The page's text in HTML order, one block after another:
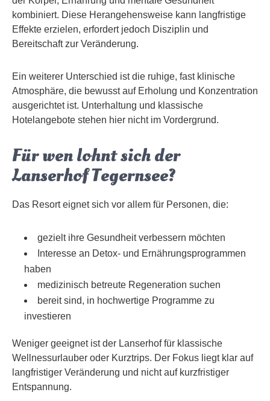
kombiniert. Diese Herangehensweise kann langfristige
Effekte erzielen, erfordert jedoch Disziplin und
Bereitschaft zur Veränderung.
Ein weiterer Unterschied ist die ruhige, fast klinische
Atmosphäre, die bewusst auf Erholung und Konzentration
ausgerichtet ist. Unterhaltung und klassische
Hotelangebote stehen hier nicht im Vordergrund.
Für wen lohnt sich der
Lanserhof Tegernsee?
Das Resort eignet sich vor allem für Personen, die:
gezielt ihre Gesundheit verbessern möchten
Interesse an Detox- und Ernährungsprogrammen
haben
medizinisch betreute Regeneration suchen
bereit sind, in hochwertige Programme zu
investieren
Weniger geeignet ist der Lanserhof für klassische
Wellnessurlauber oder Kurztrips. Der Fokus liegt klar auf
langfristiger Veränderung und nicht auf kurzfristiger
Entspannung.